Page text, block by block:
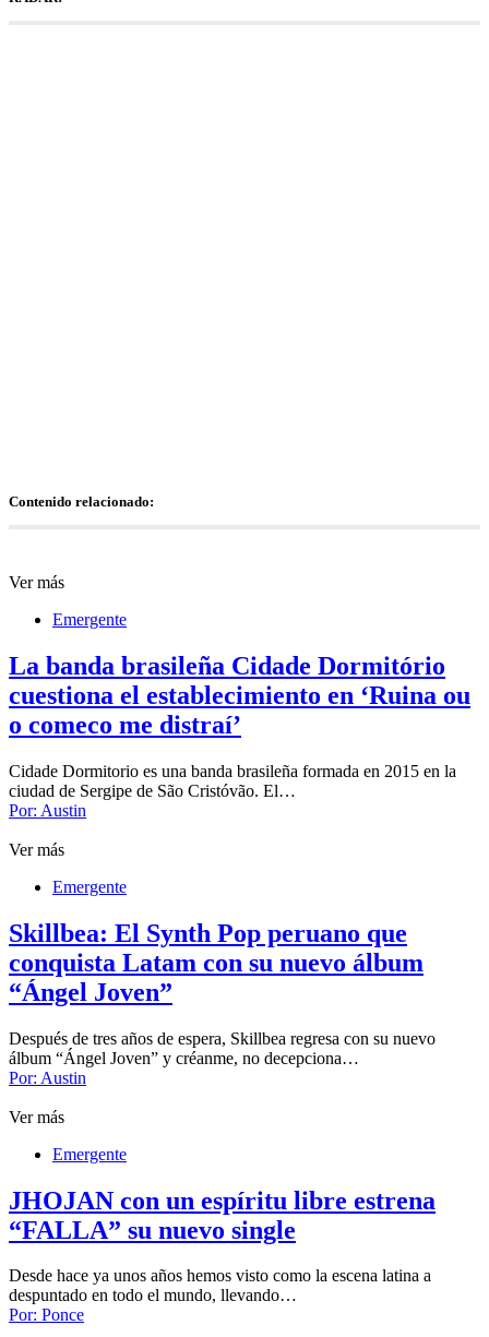
Contenido relacionado:
Ver más
Emergente
La banda brasileña Cidade Dormitório
cuestiona el establecimiento en ‘Ruina ou
o comeco me distraí’
Cidade Dormitorio es una banda brasileña formada en 2015 en la
ciudad de Sergipe de São Cristóvão. El…
Por: Austin
Ver más
Emergente
Skillbea: El Synth Pop peruano que
conquista Latam con su nuevo álbum
“Ángel Joven”
Después de tres años de espera, Skillbea regresa con su nuevo
álbum “Ángel Joven” y créanme, no decepciona…
Por: Austin
Ver más
Emergente
JHOJAN con un espíritu libre estrena
“FALLA” su nuevo single
Desde hace ya unos años hemos visto como la escena latina a
despuntado en todo el mundo, llevando…
Por: Ponce